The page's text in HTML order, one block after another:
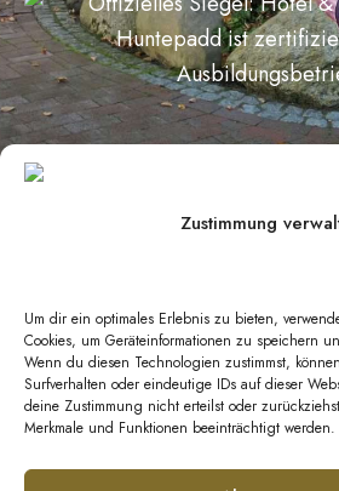
Zustimmung
Um dir ein optimales Erlebnis zu bieten,
Cookies, um Geräteinformationen zu speichern
Wenn du diesen Technologien zustimmst,
Surfverhalten oder eindeutige IDs auf dieser
deine Zustimmung nicht erteilst oder
Merkmale und Funktionen beeinträchtigt werden.
AGB Hotel| AGB
© Copyright 2026 GeestEvents